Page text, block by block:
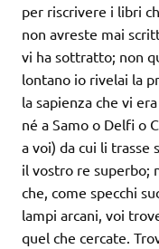
per riscrivere i libri
non avreste mai
vi ha sottratto; non
lontano io rivelai la
la sapienza che vi
né a Samo o Delfi o
a voi) da cui li trasse
il vostro re superbo;
che, come specchi
lampi arcani, voi
quel che cercate.